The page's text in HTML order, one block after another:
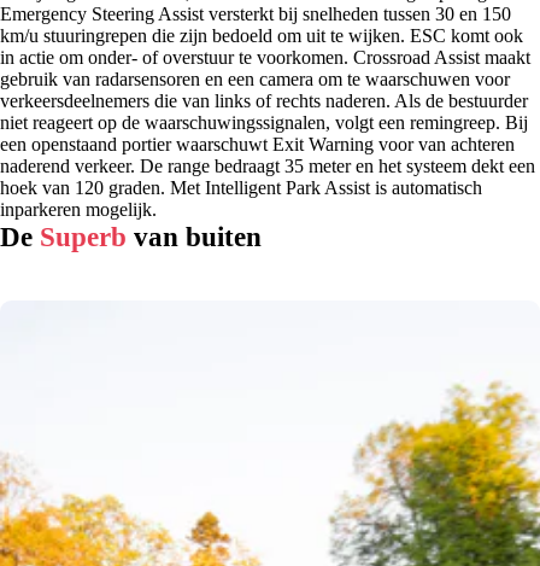
Emergency Steering Assist versterkt bij snelheden tussen 30 en 150
km/u stuuringrepen die zijn bedoeld om uit te wijken. ESC komt ook
in actie om onder- of overstuur te voorkomen. Crossroad Assist maakt
gebruik van radarsensoren en een camera om te waarschuwen voor
verkeersdeelnemers die van links of rechts naderen. Als de bestuurder
niet reageert op de waarschuwingssignalen, volgt een remingreep. Bij
een openstaand portier waarschuwt Exit Warning voor van achteren
naderend verkeer. De range bedraagt 35 meter en het systeem dekt een
hoek van 120 graden. Met Intelligent Park Assist is automatisch
inparkeren mogelijk.
De Superb van buiten